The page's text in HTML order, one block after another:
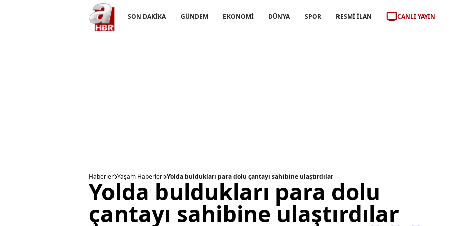
SON DAKİKA GÜNDEM EKONOMİ DÜNYA SPOR RESMİ İLAN CANLI YAYIN
Haberler Yaşam Haberleri Yolda buldukları para dolu çantayı sahibine ulaştırdılar
Yolda buldukları para dolu
çantayı sahibine ulaştırdılar